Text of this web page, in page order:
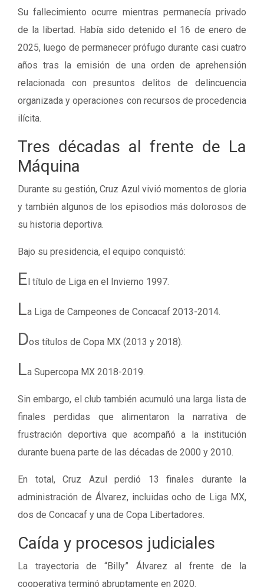
Su fallecimiento ocurre mientras permanecía privado
de la libertad. Había sido detenido el 16 de enero de
2025, luego de permanecer prófugo durante casi cuatro
años tras la emisión de una orden de aprehensión
relacionada con presuntos delitos de delincuencia
organizada y operaciones con recursos de procedencia
ilícita.
Tres décadas al frente de La
Máquina
Durante su gestión, Cruz Azul vivió momentos de gloria
y también algunos de los episodios más dolorosos de
su historia deportiva.
Bajo su presidencia, el equipo conquistó:
El título de Liga en el Invierno 1997.
La Liga de Campeones de Concacaf 2013-2014.
Dos títulos de Copa MX (2013 y 2018).
La Supercopa MX 2018-2019.
Sin embargo, el club también acumuló una larga lista de
finales perdidas que alimentaron la narrativa de
frustración deportiva que acompañó a la institución
durante buena parte de las décadas de 2000 y 2010.
En total, Cruz Azul perdió 13 finales durante la
administración de Álvarez, incluidas ocho de Liga MX,
dos de Concacaf y una de Copa Libertadores.
Caída y procesos judiciales
La trayectoria de “Billy” Álvarez al frente de la
cooperativa terminó abruptamente en 2020.